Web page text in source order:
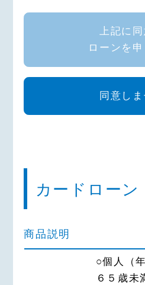
場合においても、本
条項がそれに優先し
とに同意いたします
第１条（個人情報の
申込人（契約成立後
範囲で、個人情報
利用することに同意
（1）預金業務､為替
務､融資業務､外国
れらに付随する業務
（2）投信販売業務
上記に同
ローンを
同意し
カードローン
商品説明
○個人（
６５歳未